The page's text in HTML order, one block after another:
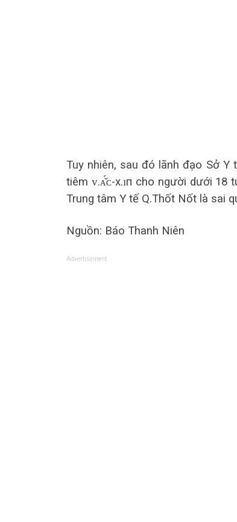
Tuy nhiên, sau đó lãnh đạo Sở Y
tiêm ᴠ.ᴀ̆́ᴄ-х.ɪп cho người dưới 18
Trung tâm Y tế Q.Thốt Nốt là sai
Nguồn: Báo Thanh Niên
Advertisement